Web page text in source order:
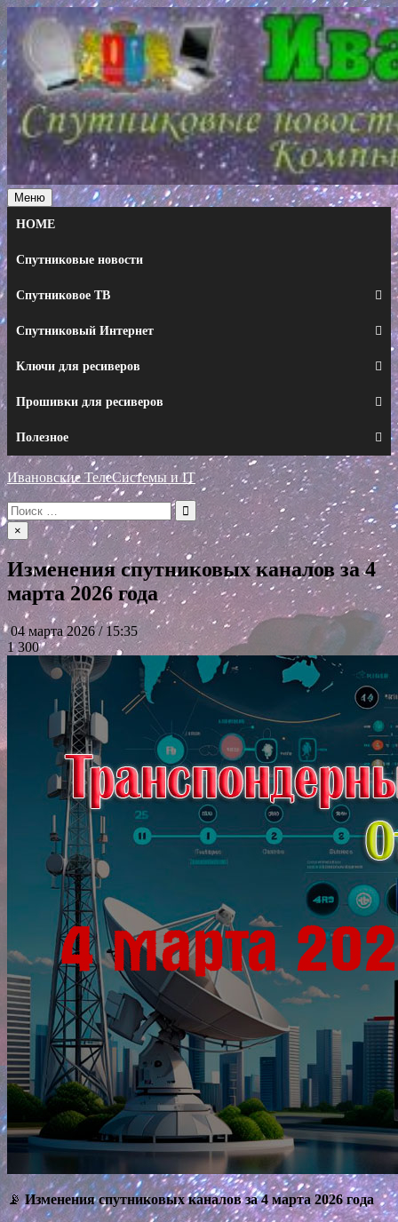
Перейти
к
содержимому
Меню
HOME
Спутниковые новости
Спутниковое ТВ
Спутниковый Интернет
Ключи для ресиверов
Прошивки для ресиверов
Полезное
Ивановские ТелеСистемы и IT
Искать:
×
Изменения спутниковых каналов за 4
марта 2026 года
04 марта 2026 / 15:35
1 300
📡Изменения спутниковых каналов за 4 марта 2026 года